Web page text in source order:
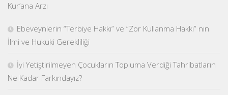
Kur’ana Arzı
Ebeveynlerin “Terbiye Hakkı” ve “Zor Kullanma Hakkı” nın
İlmi ve Hukuki Gerekliliği
İyi Yetiştirilmeyen Çocukların Topluma Verdiği Tahribatların
Ne Kadar Farkındayız?